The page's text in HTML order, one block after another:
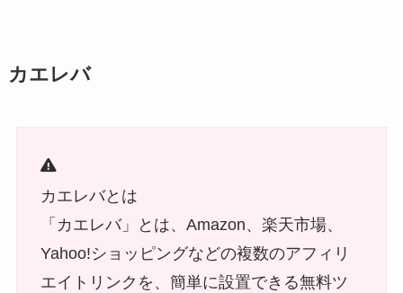
カエレバ
カエレバとは
「カエレバ」とは、Amazon、楽天市場、
Yahoo!ショッピングなどの複数のアフィリ
エイトリンクを、簡単に設置できる無料ツ